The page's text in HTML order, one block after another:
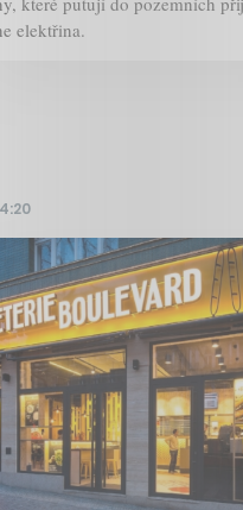
elektřina.